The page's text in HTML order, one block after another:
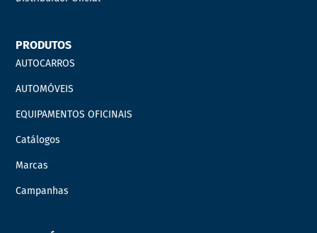
PRODUTOS
AUTOCARROS
AUTOMÓVEIS
EQUIPAMENTOS OFICINAIS
Catálogos
Marcas
Campanhas